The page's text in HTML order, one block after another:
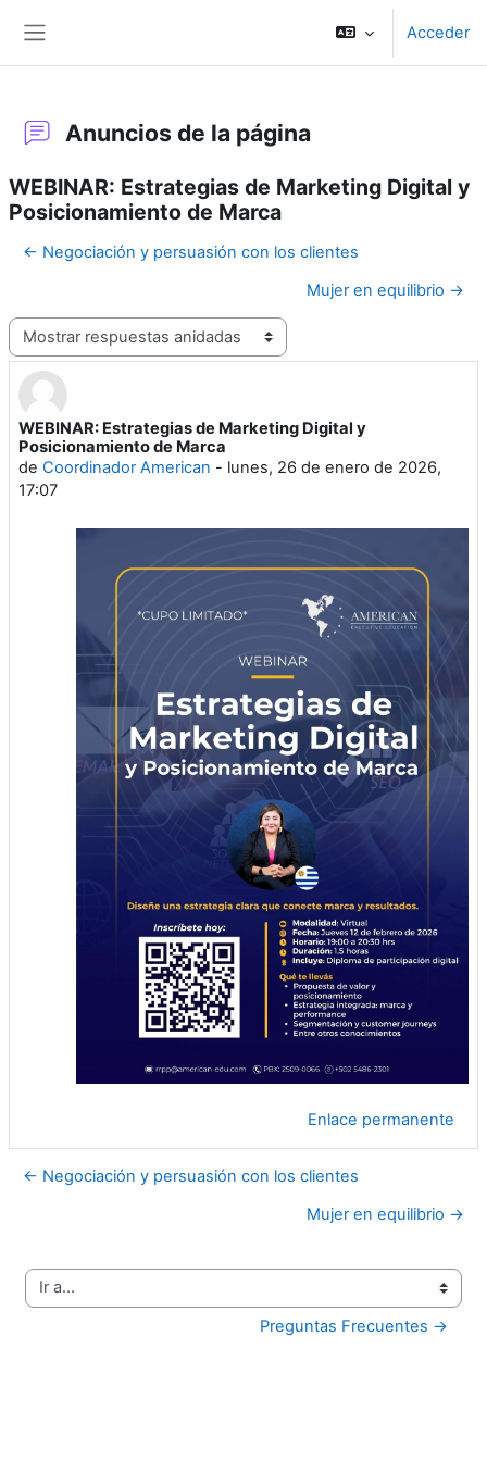
Acceder
Anuncios de la página
WEBINAR: Estrategias de Marketing Digital y
Posicionamiento de Marca
← Negociación y persuasión con los clientes
Mujer en equilibrio →
Mostrar modo
WEBINAR: Estrategias de Marketing Digital y
Posicionamiento de Marca
de Coordinador American - lunes, 26 de enero de 2026,
17:07
Número de respuestas: 0
Enlace permanente
← Negociación y persuasión con los clientes
Mujer en equilibrio →
Ir a...
Preguntas Frecuentes →